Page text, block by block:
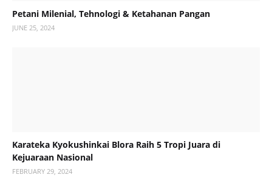
Petani Milenial, Tehnologi & Ketahanan Pangan
JUNE 25, 2024
Karateka Kyokushinkai Blora Raih 5 Tropi Juara di
Kejuaraan Nasional
FEBRUARY 29, 2024